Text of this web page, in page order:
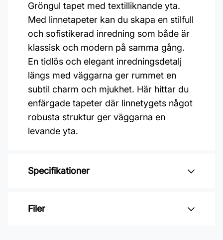
Gröngul tapet med textilliknande yta.
Med linnetapeter kan du skapa en stilfull
och sofistikerad inredning som både är
klassisk och modern på samma gång.
En tidlös och elegant inredningsdetalj
längs med väggarna ger rummet en
subtil charm och mjukhet. Här hittar du
enfärgade tapeter där linnetygets något
robusta struktur ger väggarna en
levande yta.
Specifikationer
Varumärke: Midbec Tapeter
Filer